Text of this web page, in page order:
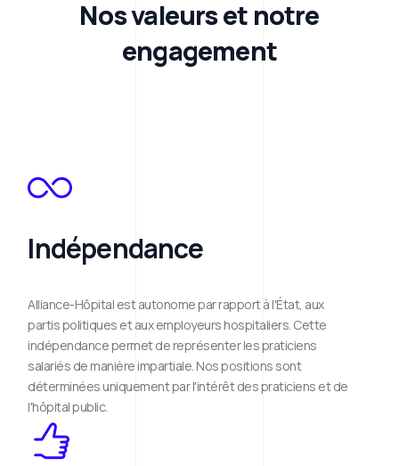
Nos valeurs et notre
engagement
Indépendance
Alliance-Hôpital est autonome par rapport à l'État, aux
partis politiques et aux employeurs hospitaliers. Cette
indépendance permet de représenter les praticiens
salariés de manière impartiale. Nos positions sont
déterminées uniquement par l'intérêt des praticiens et de
l'hôpital public.